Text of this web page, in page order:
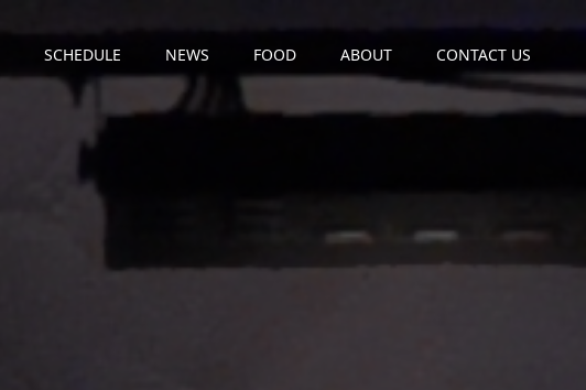
SCHEDULE NEWS FOOD ABOUT CONTACT US